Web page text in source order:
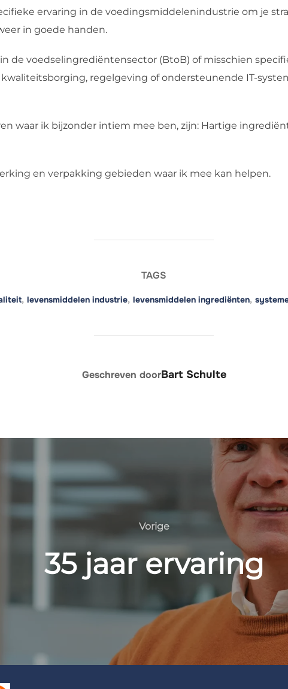
ervaring in de voedingsmiddelenindustrie om je
in goede handen.
de voedselingrediëntensector (BtoB) of misschien
regelgeving of ondersteunende IT-
waar ik bijzonder intiem mee ben, zijn: Hartige
en verpakking gebieden waar ik mee kan helpen.
TAGS
, levensmiddelen industrie, levensmiddelen ingrediënten,
BERICHTAUTEUR
Geschreven doorBart Schulte
Vorige
35 jaar ervaring